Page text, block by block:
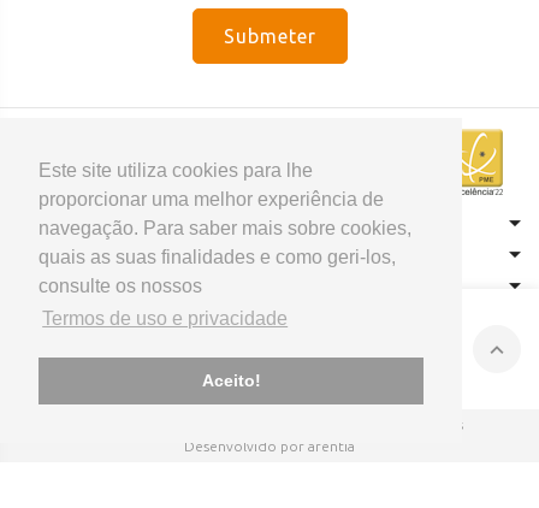
Este site utiliza cookies para lhe
proporcionar uma melhor experiência de
navegação. Para saber mais sobre cookies,
quais as suas finalidades e como geri-los,
consulte os nossos
Termos de uso e privacidade
Aceito!
Submeter
CONTACTOS
HOME
PRODUTOS
APOIO AO CLIENTE
Todos os direitos reservados
Desenvolvido por arentia